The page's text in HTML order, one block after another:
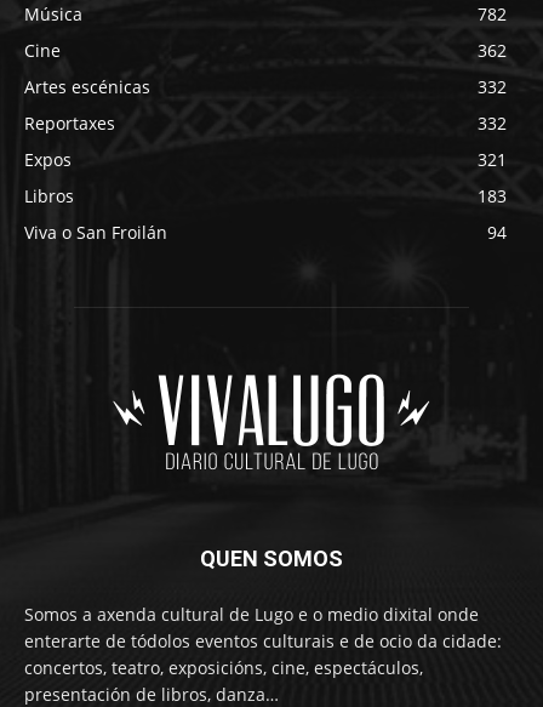
Música
782
Cine
362
Artes escénicas
332
Reportaxes
332
Expos
321
Libros
183
Viva o San Froilán
94
QUEN SOMOS
Somos a axenda cultural de Lugo e o medio dixital onde
enterarte de tódolos eventos culturais e de ocio da cidade:
concertos, teatro, exposicións, cine, espectáculos,
presentación de libros, danza…